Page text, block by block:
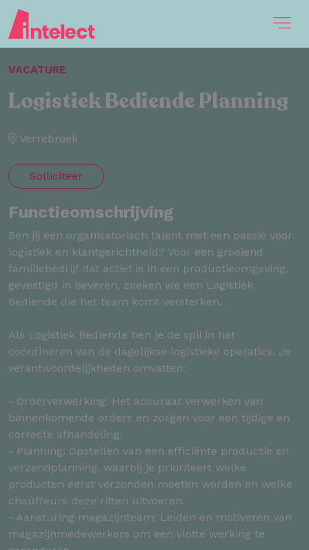
VACATURE
Logistiek Bediende Planning
Verrebroek
Solliciteer
Functieomschrijving
Ben jij een organisatorisch talent met een passie voor
logistiek en klantgerichtheid? Voor een groeiend
familiebedrijf dat actief is in een productieomgeving,
gevestigd in Beveren, zoeken we een Logistiek
Bediende die het team komt versterken.
Als Logistiek Bediende ben je de spil in het
coördineren van de dagelijkse logistieke operaties. Je
verantwoordelijkheden omvatten:
- Orderverwerking: Het accuraat verwerken van
binnenkomende orders en zorgen voor een tijdige en
correcte afhandeling.
- Planning: Opstellen van een efficiënte productie en
verzendplanning, waarbij je prioriteert welke
producten eerst verzonden moeten worden en welke
chauffeurs deze ritten uitvoeren.
- Aansturing magazijnteam: Leiden en motiveren van
magazijnmedewerkers om een vlotte werking te